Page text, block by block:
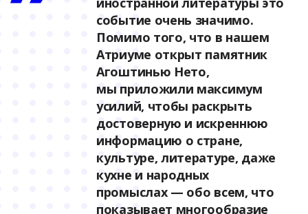
событие очень значимо.
Помимо того, что в нашем
Атриуме открыт памятник
Агоштинью Нето,
мы приложили максимум
усилий, чтобы раскрыть
достоверную и искреннюю
информацию о стране,
культуре, литературе, даже
кухне и народных
промыслах — обо всем, что
показывает многообразие